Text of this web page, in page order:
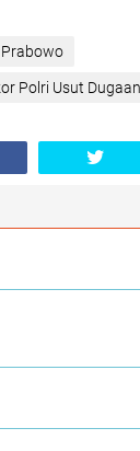
Prabowo
Polri Usut